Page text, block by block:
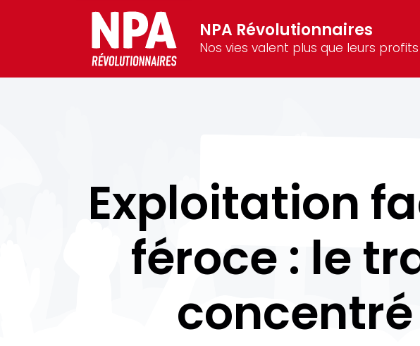
NPA Révolutionnaires
Nos vies valent plus que leurs profits
Exploitation
féroce : le